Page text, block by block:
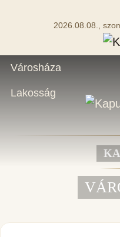
2026.08.08.,
Városháza
Lakosság